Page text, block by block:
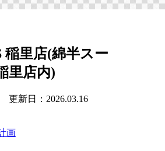
稲里店(綿半スー
里店内)
新日：2026.03.16
画